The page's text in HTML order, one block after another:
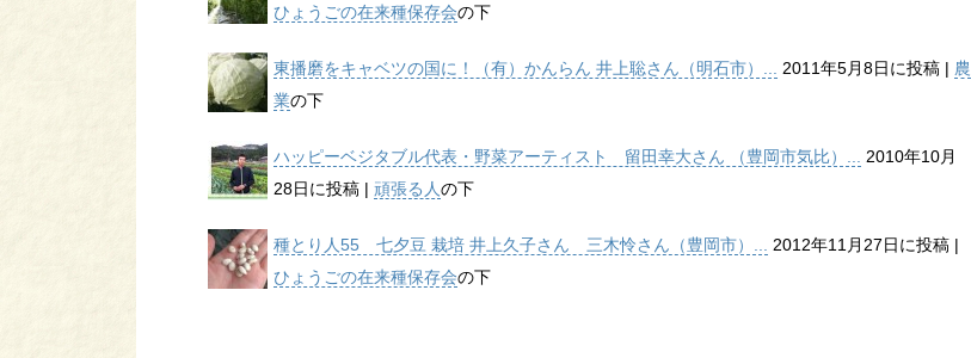
ひょうごの在来種保存会の下
東播磨をキャベツの国に！（有）かんらん 井上聡さん（明石市）... 2011年5月8日に投稿 | 農
業の下
ハッピーベジタブル代表・野菜アーティスト 留田幸大さん （豊岡市気比）...
2010年10月
28日に投稿 | 頑張る人の下
種とり人55 七夕豆 栽培 井上久子さん 三木怜さん（豊岡市）... 2012年11月27日に投稿 |
ひょうごの在来種保存会の下